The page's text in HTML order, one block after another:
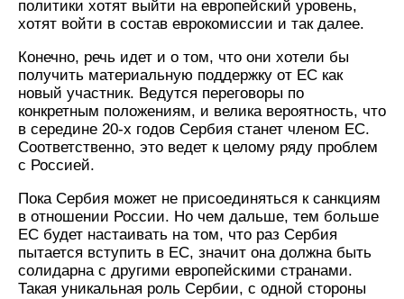
политики хотят выйти на европейский уровень,
хотят войти в состав еврокомиссии и так далее.
Конечно, речь идет и о том, что они хотели бы
получить материальную поддержку от ЕС как
новый участник. Ведутся переговоры по
конкретным положениям, и велика вероятность, что
в середине 20-х годов Сербия станет членом ЕС.
Соответственно, это ведет к целому ряду проблем
с Россией.
Пока Сербия может не присоединяться к санкциям
в отношении России. Но чем дальше, тем больше
ЕС будет настаивать на том, что раз Сербия
пытается вступить в ЕС, значит она должна быть
солидарна с другими европейскими странами.
Такая уникальная роль Сербии, с одной стороны